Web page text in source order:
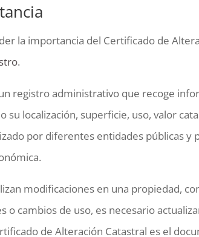
la importancia del Certificado de
.
registro administrativo que recoge
su localización, superficie, uso, valor
por diferentes entidades públicas y
modificaciones en una propiedad,
o cambios de uso, es necesario
de Alteración Catastral es el